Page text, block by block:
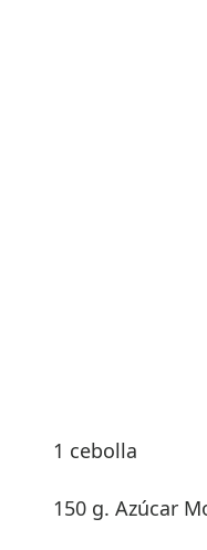
1 cebolla
150 g. Azúcar